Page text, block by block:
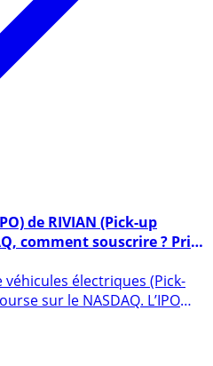
comment souscrire ? Prix,
électriques (Pick-
sur le NASDAQ. L’IPO